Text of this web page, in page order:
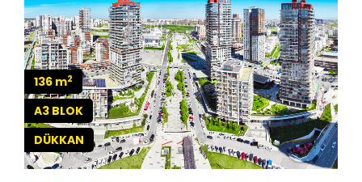
136 m2
A3 BLOK
DÜKKAN